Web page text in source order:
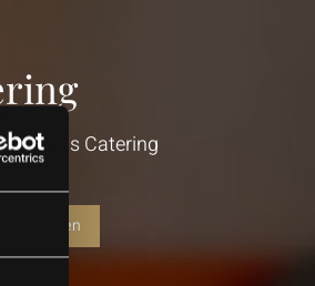
wir das Catering